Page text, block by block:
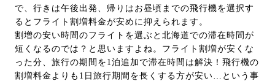
で、行きは午後出発、帰りはお昼頃までの飛行機を選択す
るとフライト割増料金が安めに抑えられます。
割増の安い時間のフライトを選ぶと北海道での滞在時間が
短くなるのでは？と思いますよね。フライト割増が安くな
った分、旅行の期間を1泊追加で滞在時間は解決！飛行機の
割増料金よりも1日旅行期間を長くする方が安い…という事